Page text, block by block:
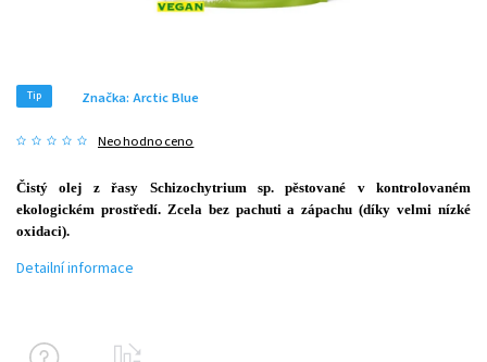
Tip
Neohodnoceno
Značka: Arctic Blue
Čistý olej z řasy Schizochytrium sp. pěstované v kontrolovaném
ekologickém prostředí. Zcela bez pachuti a zápachu (díky velmi nízké
oxidaci).
Detailní informace